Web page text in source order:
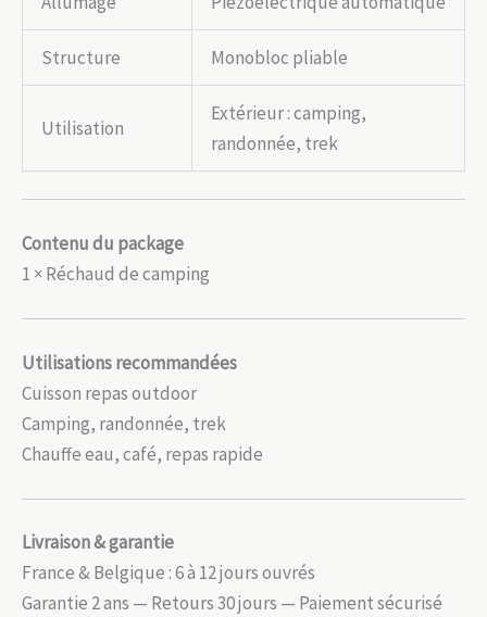
Structure Monobloc pliable
Utilisation
Extérieur : camping,
randonnée, trek
Contenu du package
1 × Réchaud de camping
Utilisations recommandées
Cuisson repas outdoor
Camping, randonnée, trek
Chauffe eau, café, repas rapide
Livraison & garantie
France & Belgique : 6 à 12 jours ouvrés
Garantie 2 ans — Retours 30 jours — Paiement sécurisé